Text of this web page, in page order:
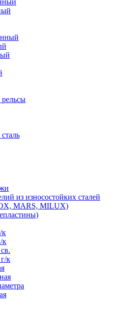
из износостойких сталей
MARS, MILUX)
к
к
к